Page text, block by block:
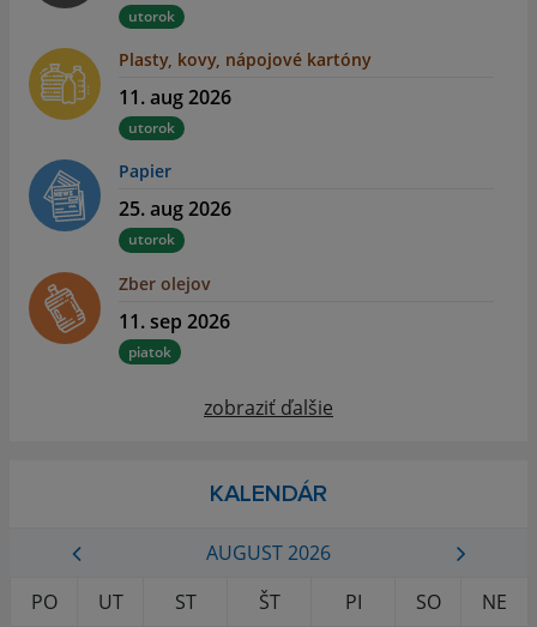
utorok
Plasty, kovy, nápojové kartóny
11. aug 2026
utorok
Papier
25. aug 2026
utorok
Zber olejov
11. sep 2026
piatok
zobraziť ďalšie
KALENDÁR
AUGUST 2026
PO
UT ST ŠT PI SO
NE